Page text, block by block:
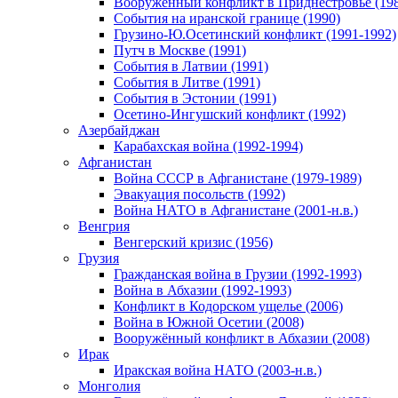
События на иранской границе (1990)
Грузино-Ю.Осетинский конфликт (1991-1992)
Путч в Москве (1991)
События в Латвии (1991)
События в Литве (1991)
События в Эстонии (1991)
Осетино-Ингушский конфликт (1992)
Азербайджан
Карабахская война (1992-1994)
Афганистан
Война СССР в Афганистане (1979-1989)
Эвакуация посольств (1992)
Война НАТО в Афганистане (2001-н.в.)
Венгрия
Венгерский кризис (1956)
Грузия
Гражданская война в Грузии (1992-1993)
Война в Абхазии (1992-1993)
Конфликт в Кодорском ущелье (2006)
Война в Южной Осетии (2008)
Вооружённый конфликт в Абхазии (2008)
Ирак
Иракская война НАТО (2003-н.в.)
Монголия